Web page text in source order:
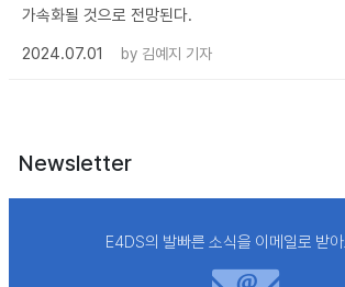
가속화될 것으로 전망된다.
2024.07.01
by 김예지 기자
Newsletter
E4DS의 발빠른 소식을 이메일로 받